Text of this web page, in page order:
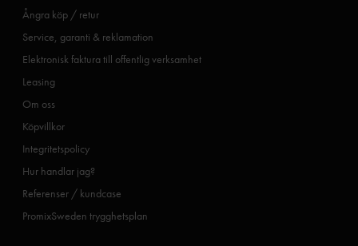
Ångra köp / retur
Service, garanti & reklamation
Elektronisk faktura till offentlig verksamhet
Leasing
Om oss
Köpvillkor
Integritetspolicy
Hur handlar jag?
Referenser / kundcase
PromixSweden trygghetsplan